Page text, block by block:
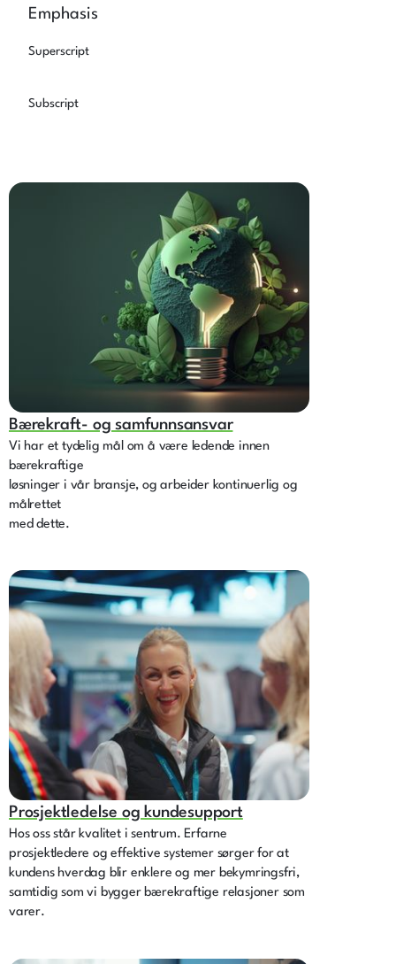
Emphasis
Superscript
Subscript
Bærekraft- og samfunnsansvar
Vi har et tydelig mål om å være ledende innen
bærekraftige
løsninger i vår bransje, og arbeider kontinuerlig og
målrettet
med dette.
Prosjektledelse og kundesupport
Hos oss står kvalitet i sentrum. Erfarne
prosjektledere og effektive systemer sørger for at
kundens hverdag blir enklere og mer bekymringsfri,
samtidig som vi bygger bærekraftige relasjoner som
varer.